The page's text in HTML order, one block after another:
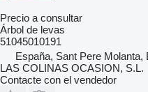
Precio a consultar
Árbol de levas
51045010191
España, Sant Pere Molanta,
LAS COLINAS OCASION, S.L.
Contacte con el vendedor